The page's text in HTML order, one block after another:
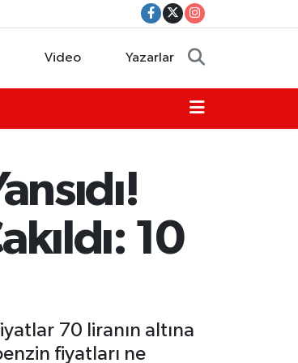
Video Yazarlar
10
70 liranın altına
fiyatları ne